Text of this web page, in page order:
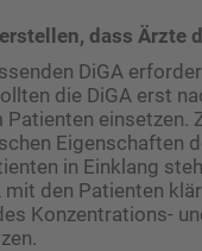
dass Ärzte
DiGA
die DiGA erst
einsetzen.
Eigenschaften
in Einklang
mit den Patienten
Konzentrations-